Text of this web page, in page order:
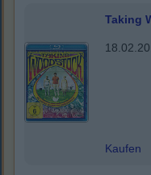
Taking
Kaufen